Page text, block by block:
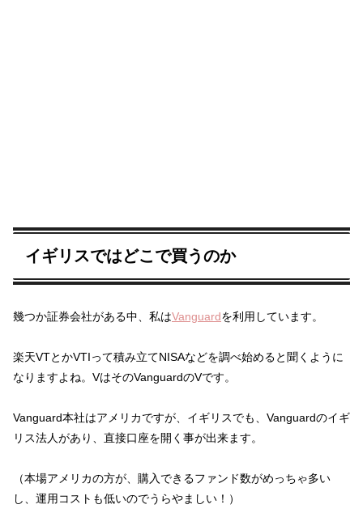
イギリスではどこで買うのか
幾つか証券会社がある中、私はVanguardを利用しています。
楽天VTとかVTIって積み立てNISAなどを調べ始めると聞くように
なりますよね。VはそのVanguardのVです。
Vanguard本社はアメリカですが、イギリスでも、Vanguardのイギ
リス法人があり、直接口座を開く事が出来ます。
（本場アメリカの方が、購入できるファンド数がめっちゃ多い
し、運用コストも低いのでうらやましい！）